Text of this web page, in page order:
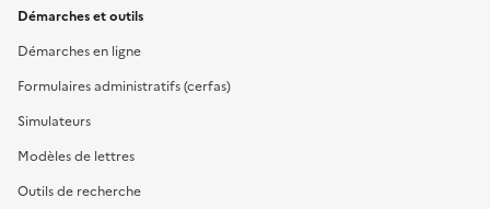
Démarches et outils
Démarches en ligne
Formulaires administratifs (cerfas)
Simulateurs
Modèles de lettres
Outils de recherche